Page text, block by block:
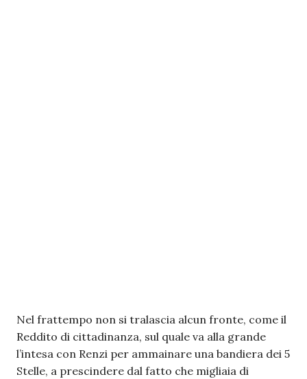
Nel frattempo non si tralascia alcun fronte, come il
Reddito di cittadinanza, sul quale va alla grande
l’intesa con Renzi per ammainare una bandiera dei 5
Stelle, a prescindere dal fatto che migliaia di